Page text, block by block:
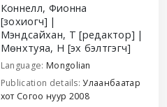
Коннелл, Фионна
[зохиогч]
Мэндсайхан, Т [редактор]
Мөнхтуяа, Н [эх бэлтгэгч]
Language: Mongolian
Publication details:Улаанбаатар
хот Согоо нуур 2008